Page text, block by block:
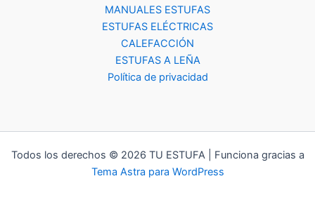
MANUALES ESTUFAS
ESTUFAS ELÉCTRICAS
CALEFACCIÓN
ESTUFAS A LEÑA
Política de privacidad
Todos los derechos © 2026 TU ESTUFA | Funciona gracias a
Tema Astra para WordPress